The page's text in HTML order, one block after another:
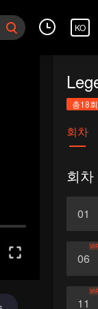
KO
총18회
회차
회차
01
06
VIP
11
VIP